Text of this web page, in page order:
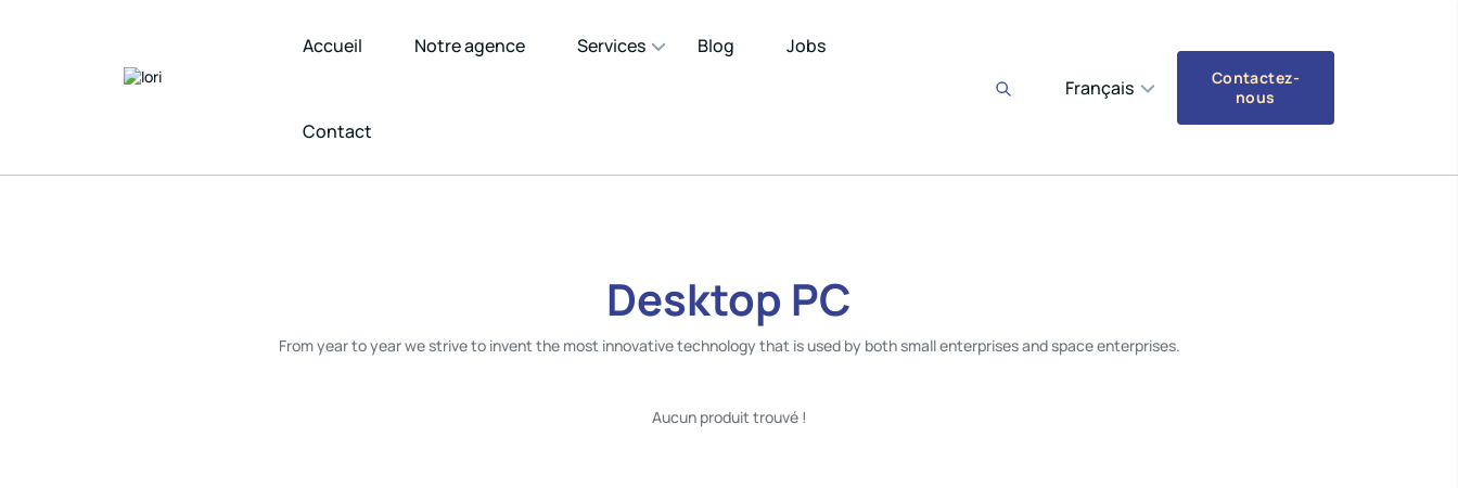
Accueil Notre agence Services Blog Jobs
Contact
Français
Contactez-
nous
Desktop PC
From year to year we strive to invent the most innovative technology that is used by both small enterprises and space enterprises.
Aucun produit trouvé !